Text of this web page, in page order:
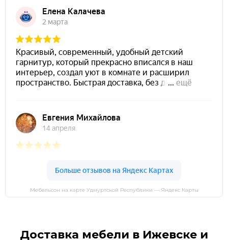
Мебельсон на карте Удмуртской Республики — Яндекс Карты
Доставка мебели в Ижевске и